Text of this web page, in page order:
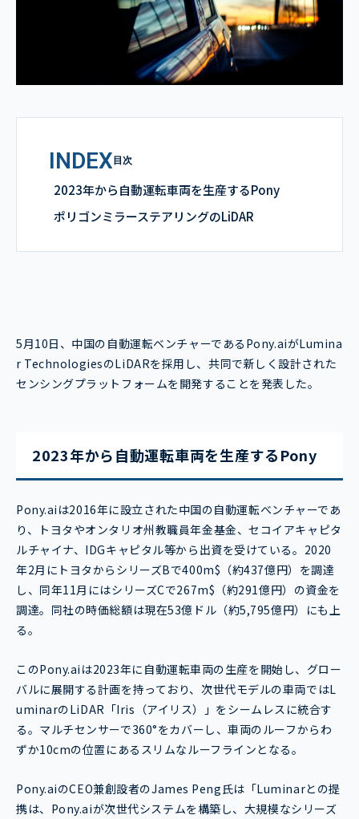
INDEX 目次
2023年から自動運転車両を生産するPony
ポリゴンミラーステアリングのLiDAR
5月10日、中国の自動運転ベンチャーであるPony.aiがLumina
r TechnologiesのLiDARを採用し、共同で新しく設計された
センシングプラットフォームを開発することを発表した。
2023年から自動運転車両を生産するPony
Pony.aiは2016年に設立された中国の自動運転ベンチャーであ
り、トヨタやオンタリオ州教職員年金基金、セコイアキャピタ
ルチャイナ、IDGキャピタル等から出資を受けている。2020
年2月にトヨタからシリーズBで400m$（約437億円）を調達
し、同年11月にはシリーズCで267m$（約291億円）の資金を
調達。同社の時価総額は現在53億ドル（約5,795億円）にも上
る。
このPony.aiは2023年に自動運転車両の生産を開始し、グロー
バルに展開する計画を持っており、次世代モデルの車両ではL
uminarのLiDAR「Iris（アイリス）」をシームレスに統合す
る。マルチセンサーで360°をカバーし、車両のルーフからわ
ずか10cmの位置にあるスリムなルーフラインとなる。
Pony.aiのCEO兼創設者のJames Peng氏は「Luminarとの提
携は、Pony.aiが次世代システムを構築し、大規模なシリーズ